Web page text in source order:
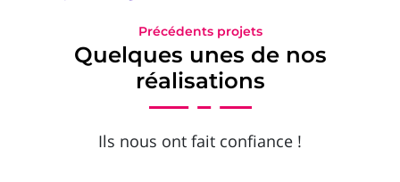
Précédents projets
Quelques unes de nos
réalisations
Ils nous ont fait confiance !